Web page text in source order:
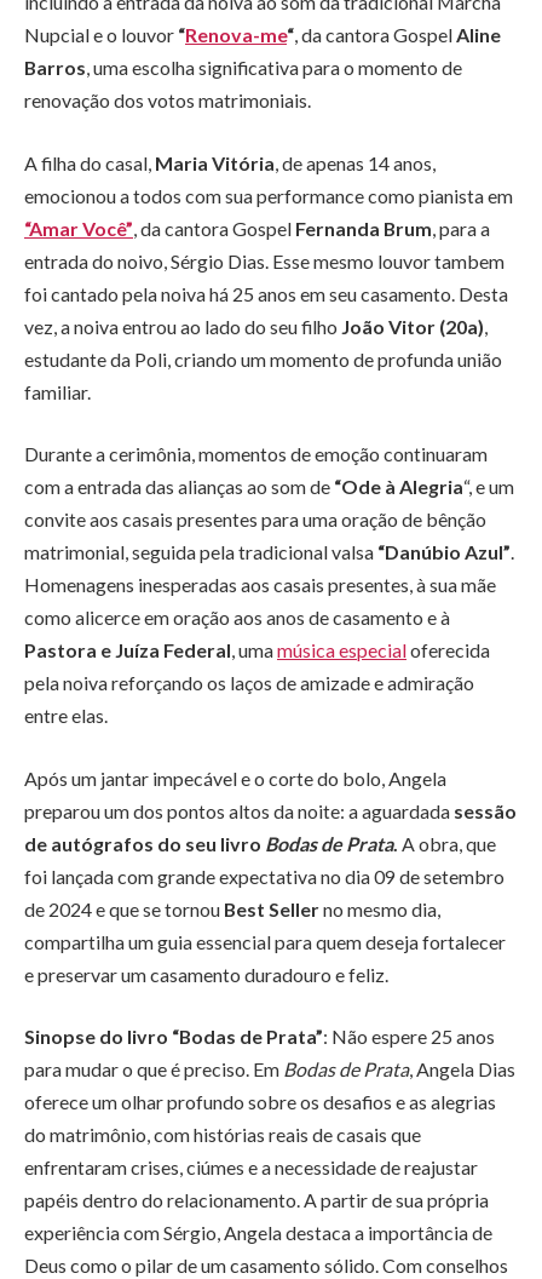
Nupcial e o louvor “Renova-me“, da cantora GospelAline
Barros, uma escolha significativa para o momento de
renovação dos votos matrimoniais.
A filha do casal, Maria Vitória , de apenas 14 anos,
emocionou a todos com sua performance como pianista em
“Amar Você” , da cantora Gospel Fernanda Brum , para a
entrada do noivo, Sérgio Dias. Esse mesmo louvor tambem
foi cantado pela noiva há 25 anos em seu casamento. Desta
vez, a noiva entrou ao lado do seu filho João Vitor (20a)
estudante da Poli, criando um momento de profunda união
familiar.
Durante a cerimônia, momentos de emoção continuaram
com a entrada das alianças ao som de “Ode à Alegria“, e um
convite aos casais presentes para uma oração de bênção
matrimonial, seguida pela tradicional valsa “Danúbio Azul”.
Homenagens inesperadas aos casais presentes, à sua mãe
como alicerce em oração aos anos de casamento e à
Pastora e Juíza Federal, umamúsica especialoferecida
pela noiva reforçando os laços de amizade e admiração
entre elas.
Após um jantar impecável e o corte do bolo, Angela
preparou um dos pontos altos da noite: a aguardada sessão
de autógrafos do seu livro Bodas de Prata. A obra, que
foi lançada com grande expectativa no dia 09 de setembro
de 2024 e que se tornou Best Sellerno mesmo dia,
compartilha um guia essencial para quem deseja fortalecer
e preservar um casamento duradouro e feliz.
Sinopse do livro “Bodas de Prata”: Não espere 25 anos
para mudar o que é preciso. Em Bodas de Prata, Angela Dias
oferece um olhar profundo sobre os desafios e as alegrias
do matrimônio, com histórias reais de casais que
enfrentaram crises, ciúmes e a necessidade de reajustar
papéis dentro do relacionamento. A partir de sua própria
experiência com Sérgio, Angela destaca a importância de
Deus como o pilar de um casamento sólido. Com conselhos